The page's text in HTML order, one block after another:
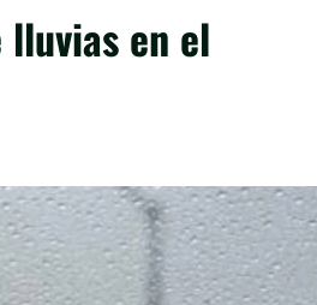
en el